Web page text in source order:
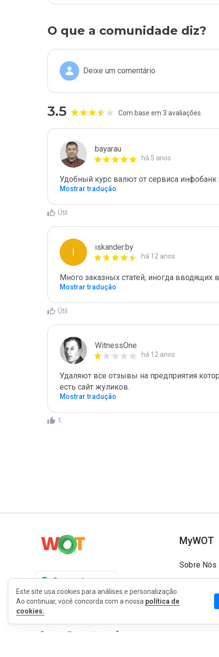
O que a comunidade diz?
Deixe um comentário
3.5 Com base em 3 avaliações
bayarau
há 5 anos
Удобный курс валют от сервиса инфобанк
Mostrar tradução
Útil
I iskander.by
há 12 anos
Много заказных статей, иногда вводящих
Mostrar tradução
Útil
WitnessOne
há 12 anos
Удаляют все отзывы на предприятия
есть сайт жуликов.
Mostrar tradução
1
Português
MyWOT
Sobre Nós
Contato
Este site usa cookies para análises e personalização.
Ao continuar, você concorda com a nossa política de
cookies.